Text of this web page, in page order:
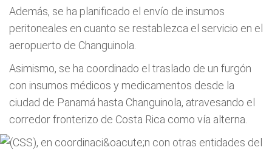
Además, se ha planificado el envío de insumos
peritoneales en cuanto se restablezca el servicio en el
aeropuerto de Changuinola.
Asimismo, se ha coordinado el traslado de un furgón
con insumos médicos y medicamentos desde la
ciudad de Panamá hasta Changuinola, atravesando el
corredor fronterizo de Costa Rica como vía alterna.